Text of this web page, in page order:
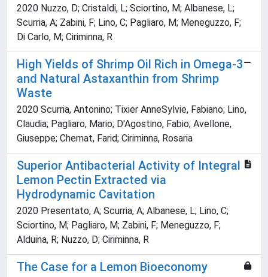
2020 Nuzzo, D; Cristaldi, L; Sciortino, M; Albanese, L;
Scurria, A; Zabini, F; Lino, C; Pagliaro, M; Meneguzzo, F;
Di Carlo, M; Ciriminna, R
High Yields of Shrimp Oil Rich in Omega-3
and Natural Astaxanthin from Shrimp
Waste
2020 Scurria, Antonino; Tixier AnneSylvie, Fabiano; Lino,
Claudia; Pagliaro, Mario; D'Agostino, Fabio; Avellone,
Giuseppe; Chemat, Farid; Ciriminna, Rosaria
Superior Antibacterial Activity of Integral
Lemon Pectin Extracted via
Hydrodynamic Cavitation
2020 Presentato, A; Scurria, A; Albanese, L; Lino, C;
Sciortino, M; Pagliaro, M; Zabini, F; Meneguzzo, F;
Alduina, R; Nuzzo, D; Ciriminna, R
The Case for a Lemon Bioeconomy